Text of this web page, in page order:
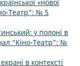
«нової
Театр”: № 5
у полоні в
“Кіно-Театр”: №
в контексті